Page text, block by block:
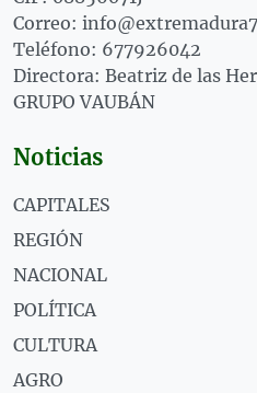
Correo:
Teléfono: 677926042
Directora: Beatriz de las
GRUPO VAUBÁN
Noticias
CAPITALES
REGIÓN
NACIONAL
POLÍTICA
CULTURA
AGRO